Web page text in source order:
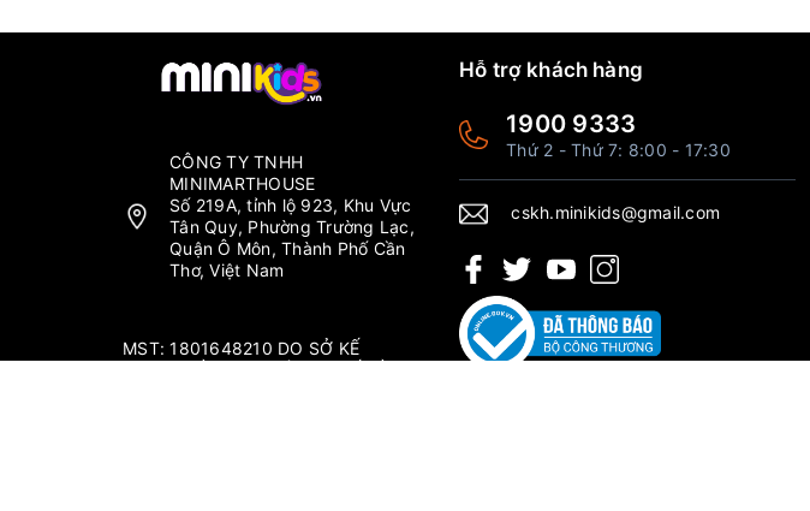
CÔNG TY TNHH
MINIMARTHOUSE
Số 219A, tỉnh lộ 923, Khu Vực
Tân Quy, Phường Trường Lạc,
Quận Ô Môn, Thành Phố Cần
Thơ, Việt Nam
MST: 1801648210 DO SỞ KẾ
Hỗ trợ khách hàng
1900 9333
Thứ 2 - Thứ 7: 8:00 - 17:30
cskh.minikids@gmail.com